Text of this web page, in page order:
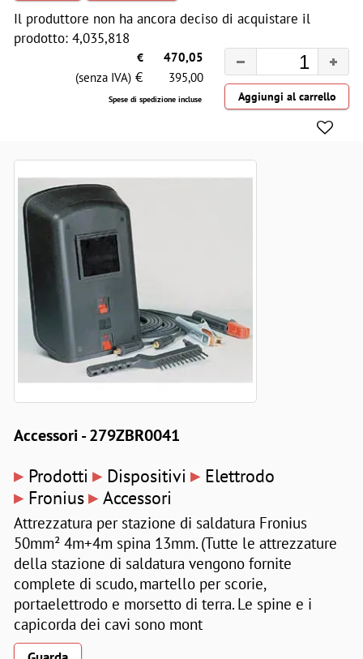
Il produttore non ha ancora deciso di acquistare il
prodotto: 4,035,818
€
470,05
(senza IVA) € 395,00
Spese di spedizione incluse
Accessori - 279ZBR0041
▸ Prodotti ▸ Dispositivi ▸ Elettrodo
▸ Fronius▸ Accessori
Attrezzatura per stazione di saldatura Fronius
50mm² 4m+4m spina 13mm. (Tutte le attrezzature
della stazione di saldatura vengono fornite
complete di scudo, martello per scorie,
portaelettrodo e morsetto di terra. Le spine e i
capicorda dei cavi sono mont